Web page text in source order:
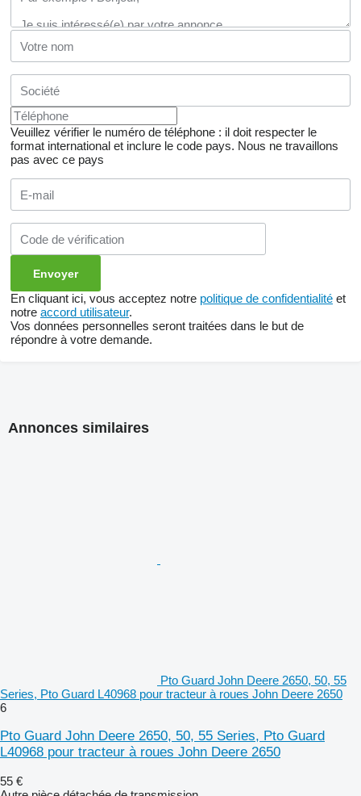
Veuillez vérifier le numéro de téléphone : il doit respecter le
format international et inclure le code pays. Nous ne travaillons
pas avec ce pays
En cliquant ici, vous acceptez notre politique de confidentialité et
notre accord utilisateur.
Vos données personnelles seront traitées dans le but de
répondre à votre demande.
Annonces similaires
Pto Guard John Deere 2650, 50, 55
Series, Pto Guard L40968 pour tracteur à roues John Deere 2650
6
Pto Guard John Deere 2650, 50, 55 Series, Pto Guard
L40968 pour tracteur à roues John Deere 2650
55 €